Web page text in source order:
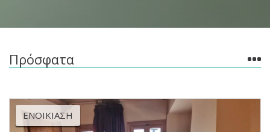
Πρόσφατα
ΕΝΟΙΚΊΑΣΗ